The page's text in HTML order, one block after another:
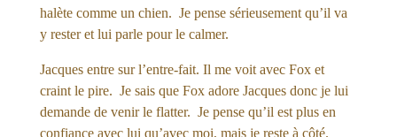
halète comme un chien. Je pense sérieusement qu’il va
y rester et lui parle pour le calmer.
Jacques entre sur l’entre-fait. Il me voit avec Fox et
craint le pire. Je sais que Fox adore Jacques donc je lui
demande de venir le flatter. Je pense qu’il est plus en
confiance avec lui qu’avec moi, mais je reste à côté.